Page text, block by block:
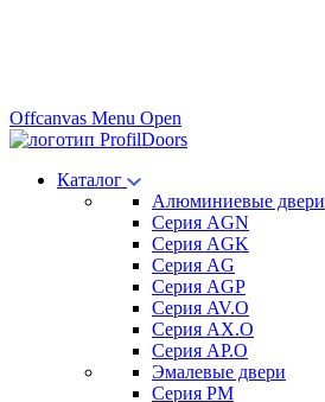
Offcanvas Menu Open
Каталог
Алюминиевые двери
Серия AGN
Серия AGK
Серия AG
Серия AGP
Серия AV.O
Серия AX.O
Серия AP.O
Эмалевые двери
Серия PM